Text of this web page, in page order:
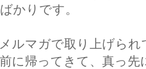
かりです。
ルマガで取り上げら
に帰ってきて、真っ先